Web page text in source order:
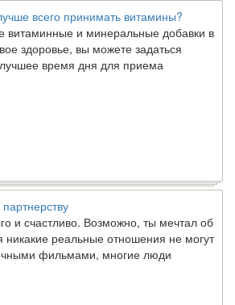
всего принимать витамины?
витаминные и минеральные добавки в
здоровье, вы можете задаться
время дня для приема
и счастливо. Возможно, ты мечтал об
никакие реальные отношения не могут
фильмами, многие люди